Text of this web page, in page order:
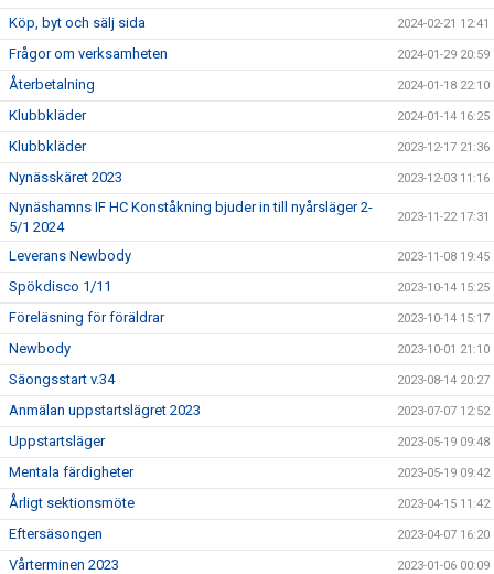
Köp, byt och sälj sida 2024-02-21 12:41
Frågor om verksamheten 2024-01-29 20:59
Återbetalning 2024-01-18 22:10
Klubbkläder 2024-01-14 16:25
Klubbkläder 2023-12-17 21:36
Nynässkäret 2023 2023-12-03 11:16
Nynäshamns IF HC Konståkning bjuder in till nyårsläger 2-
5/1 2024
2023-11-22 17:31
Leverans Newbody 2023-11-08 19:45
Spökdisco 1/11 2023-10-14 15:25
Föreläsning för föräldrar 2023-10-14 15:17
Newbody 2023-10-01 21:10
Säongsstart v.34 2023-08-14 20:27
Anmälan uppstartslägret 2023 2023-07-07 12:52
Uppstartsläger 2023-05-19 09:48
Mentala färdigheter 2023-05-19 09:42
Årligt sektionsmöte 2023-04-15 11:42
Eftersäsongen 2023-04-07 16:20
Vårterminen 2023 2023-01-06 00:09